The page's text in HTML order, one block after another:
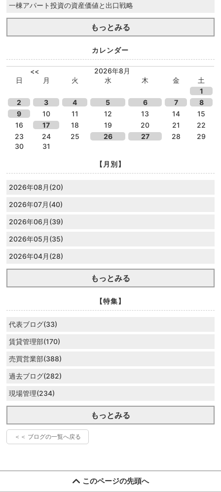
一棟アパート投資の資産価値と出口戦略
もっとみる
カレンダー
<<
2026年8月
日
月 火 水 木 金
土
1
2
3 4 5 6 7
8
9
10 11 12 13 14
15
16
17 18 19 20 21
22
23
24 25 26 27 28
29
30
31
【月別】
2026年08月(20)
2026年07月(40)
2026年06月(39)
2026年05月(35)
2026年04月(28)
もっとみる
【特集】
代表ブログ(33)
賃貸管理部(170)
売買営業部(388)
過去ブログ(282)
現場管理(234)
もっとみる
＜＜ ブログの一覧へ戻る
このページの先頭へ